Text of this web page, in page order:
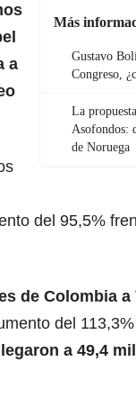
Más
Gustavo
Congreso,
La
Asofondos:
de Noruega
a
del 95,5%
de Colombia a
del
a 49,4